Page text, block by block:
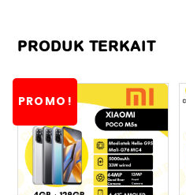
PRODUK TERKAIT
PROMO!